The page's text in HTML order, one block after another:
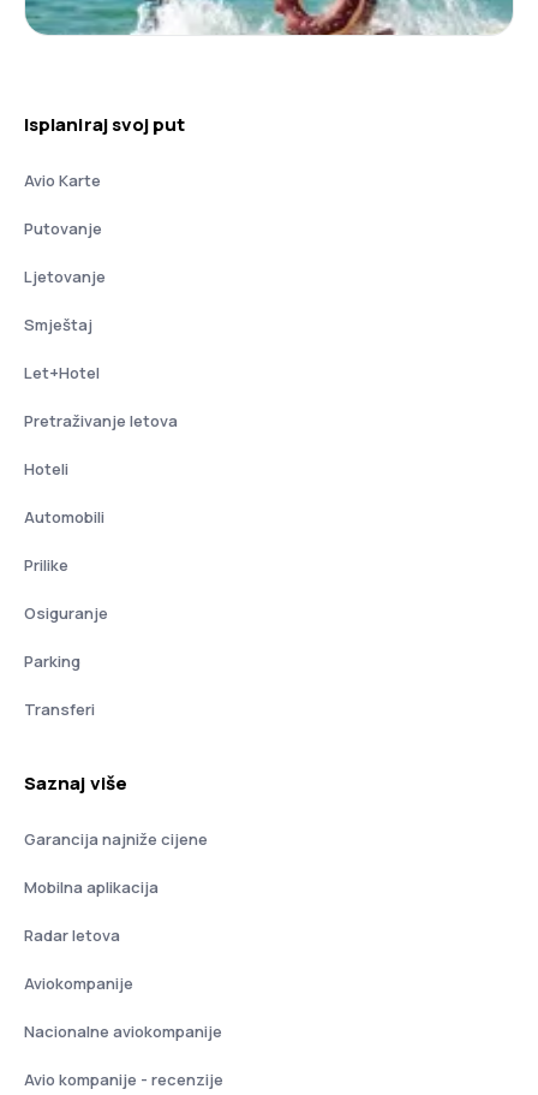
Isplaniraj svoj put
Avio Karte
Putovanje
Ljetovanje
Smještaj
Let+Hotel
Pretraživanje letova
Hoteli
Automobili
Prilike
Osiguranje
Parking
Transferi
Saznaj više
Garancija najniže cijene
Mobilna aplikacija
Radar letova
Aviokompanije
Nacionalne aviokompanije
Avio kompanije - recenzije